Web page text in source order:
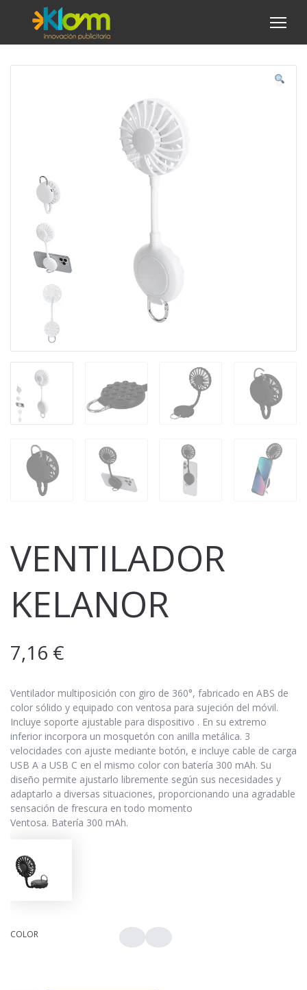
VENTILADOR
KELANOR
7,16 €
Ventilador multiposición con giro de 360°, fabricado en ABS de
color sólido y equipado con ventosa para sujeción del móvil.
Incluye soporte ajustable para dispositivo . En su extremo
inferior incorpora un mosquetón con anilla metálica. 3
velocidades con ajuste mediante botón, e incluye cable de carga
USB A a USB C en el mismo color con batería 300 mAh. Su
diseño permite ajustarlo libremente según sus necesidades y
adaptarlo a diversas situaciones, proporcionando una agradable
sensación de frescura en todo momento
Ventosa. Batería 300 mAh.
COLOR